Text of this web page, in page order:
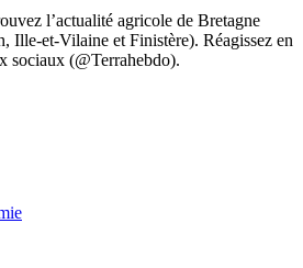
l’actualité agricole de Bretagne
Ille-et-Vilaine et Finistère). Réagissez en
sociaux (@Terrahebdo).